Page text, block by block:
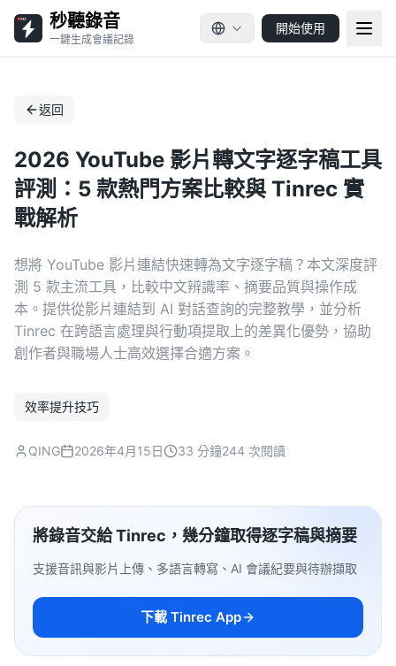
秒聽錄音
一鍵生成會議記錄
開始使用
返回
2026 YouTube 影片轉文字逐字稿工具
評測：5 款熱門方案比較與 Tinrec 實
戰解析
想將 YouTube 影片連結快速轉為文字逐字稿？本文深度評
測 5 款主流工具，比較中文辨識率、摘要品質與操作成
本。提供從影片連結到 AI 對話查詢的完整教學，並分析
Tinrec 在跨語言處理與行動項提取上的差異化優勢，協助
創作者與職場人士高效選擇合適方案。
效率提升技巧
QING 2026年4月15日 33 分鐘244 次閱讀
將錄音交給 Tinrec，幾分鐘取得逐字稿與摘要
支援音訊與影片上傳、多語言轉寫、AI 會議紀要與待辦擷取
下載 Tinrec App